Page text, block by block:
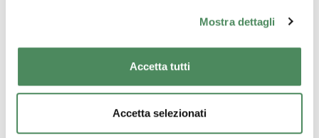
Mostra dettagli
Accetta tutti
Accetta selezionati
Vuoi rimanere aggiornato su tutte le novità
del mondo OrtoRomi?